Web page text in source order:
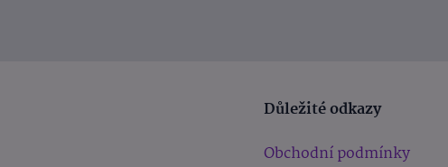
Důležité odkazy
Obchodní podmínky